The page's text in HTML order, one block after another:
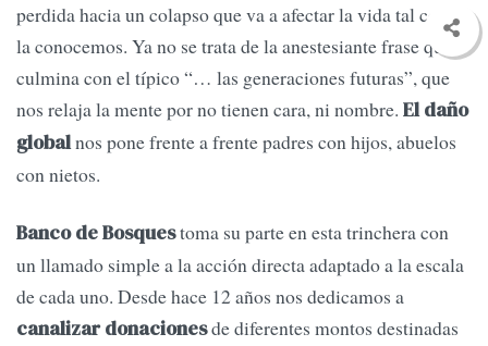
perdida hacia un colapso que va a afectar la vida tal como
la conocemos. Ya no se trata de la anestesiante frase que
culmina con el típico “… las generaciones futuras”, que
nos relaja la mente por no tienen cara, ni nombre. El daño
globalnos pone frente a frente padres con hijos, abuelos
con nietos.
Banco de Bosquestoma su parte en esta trinchera con
un llamado simple a la acción directa adaptado a la escala
de cada uno. Desde hace 12 años nos dedicamos a
canalizar donacionesde diferentes montos destinadas